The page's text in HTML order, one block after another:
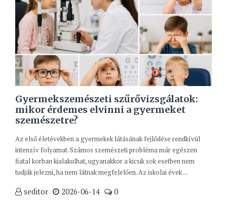
Gyermekszemészeti szűrővizsgálatok:
mikor érdemes elvinni a gyermeket
szemészetre?
Az első életévekben a gyermekek látásának fejlődése rendkívül
intenzív folyamat. Számos szemészeti probléma már egészen
fiatal korban kialakulhat, ugyanakkor a kicsik sok esetben nem
tudják jelezni, ha nem látnak megfelelően. Az iskolai évek ...
seditor 2026-06-14 0